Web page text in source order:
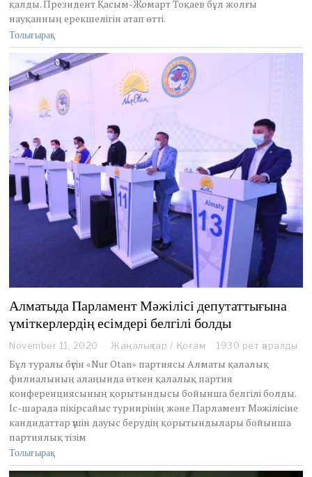
y
6
0
2
қалды. Президент Қасым-Жомарт Тоқаев бұл жолғы
науқанның ерекшелігін атап өтті.
Толығырақ
Алматыда Парламент Мәжілісі депутаттығына
үміткерлердің есімдері белгілі болды
November 11, 2020
v
e
m
b
e
,
Жаңалықтар / Қоғам 1930 рет қаралды
Бұл туралы бүгін «Nur Otan» партиясы Алматы қалалық
филиалының алаңында өткен қалалық партия
конференциясының қорытындысы бойынша белгілі болды.
Іс-шарада пікірсайыс турнирінің және Парламент Мәжілісіне
кандидаттар үшін дауыс берудің қорытындылары бойынша
партиялық тізім
Толығырақ